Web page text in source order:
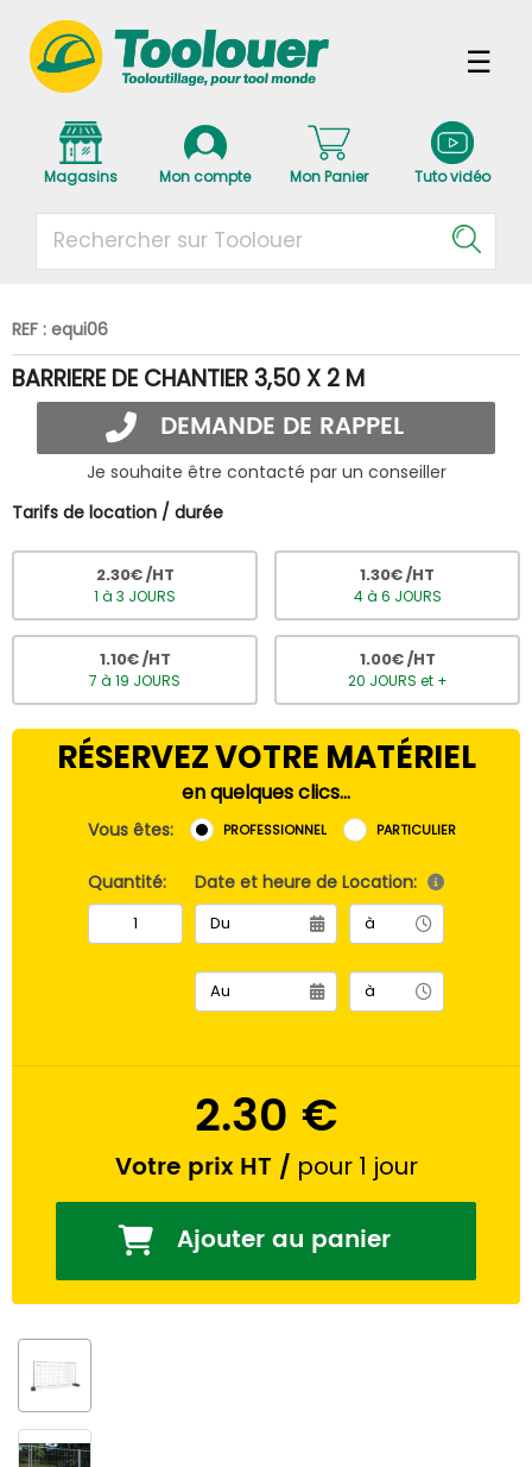
Magasins Mon compte Mon Panier Tuto vidéo
REF : equi06
BARRIERE DE CHANTIER 3,50 X 2 M
DEMANDE DE RAPPEL
Je souhaite être contacté par un conseiller
Tarifs de location / durée
2.30€ /HT
1 à 3 JOURS
1.30€ /HT
4 à 6 JOURS
1.10€ /HT
7 à 19 JOURS
1.00€ /HT
20 JOURS et +
RÉSERVEZ VOTRE MATÉRIEL
en quelques clics...
Vous êtes: PROFESSIONNEL PARTICULIER
Quantité: Date et heure de Location:
2.30 €
Votre prix HT / pour 1 jour
Ajouter au panier